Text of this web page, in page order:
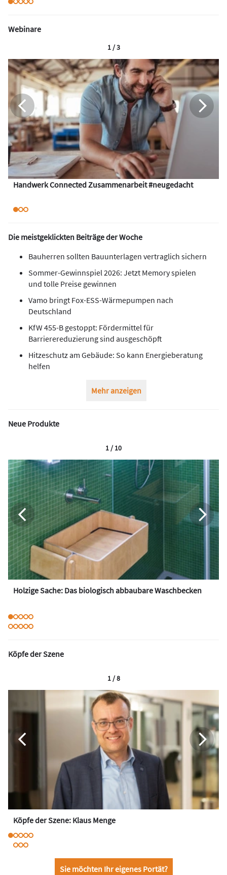
Webinare
Handwerk Connected Zusammenarbeit #neugedacht
1 / 3
Die meistgeklickten Beiträge der Woche
Bauherren sollten Bauunterlagen vertraglich sichern
Sommer-Gewinnspiel 2026: Jetzt Memory spielen
und tolle Preise gewinnen
Vamo bringt Fox-ESS-Wärmepumpen nach
Deutschland
KfW 455-B gestoppt: Fördermittel für
Barrierereduzierung sind ausgeschöpft
Hitzeschutz am Gebäude: So kann Energieberatung
helfen
Mehr anzeigen
Neue Produkte
Holzige Sache: Das biologisch abbaubare Waschbecken
1 / 10
Köpfe der Szene
Köpfe der Szene: Klaus Menge
1 / 8
Sie möchten Ihr eigenes Portät?